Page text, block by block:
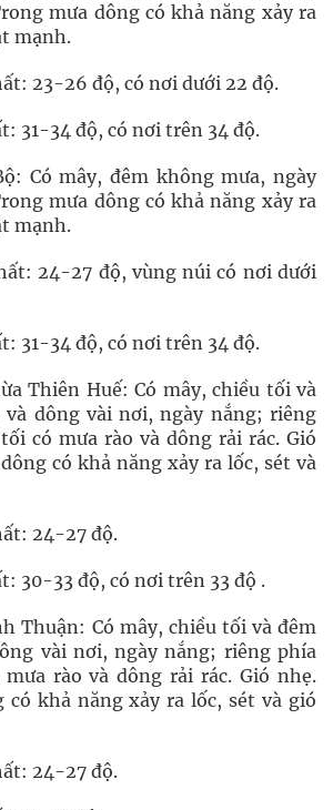
mưa dông có khả năng xảy ra
mạnh.
23-26 độ, có nơi dưới 22 độ.
31-34 độ, có nơi trên 34 độ.
Có mây, đêm không mưa, ngày
mưa dông có khả năng xảy ra
mạnh.
24-27 độ, vùng núi có nơi dưới
31-34 độ, có nơi trên 34 độ.
Thiên Huế: Có mây, chiều tối và
và dông vài nơi, ngày nắng; riêng
có mưa rào và dông rải rác. Gió
có khả năng xảy ra lốc, sét và
24-27 độ.
30-33 độ, có nơi trên 33 độ .
Thuận: Có mây, chiều tối và đêm
vài nơi, ngày nắng; riêng phía
rào và dông rải rác. Gió nhẹ.
có khả năng xảy ra lốc, sét và gió
24-27 độ.